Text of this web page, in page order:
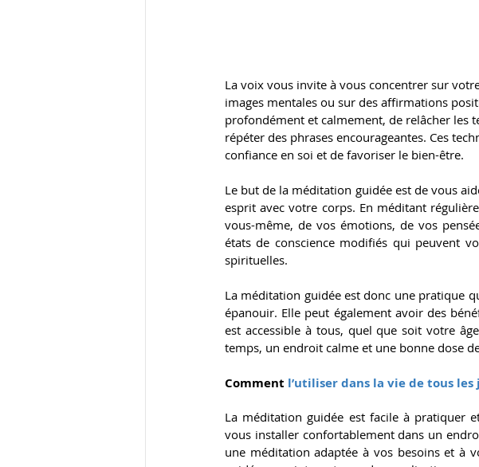
La voix vous invite à vous concentrer sur
images mentales ou sur des affirmations
profondément et calmement, de relâcher les
répéter des phrases encourageantes. Ces
confiance en soi et de favoriser le bien-être.
Le but de la méditation guidée est de vous
esprit avec votre corps. En méditant
vous-même, de vos émotions, de vos
états de conscience modifiés qui peuvent
spirituelles.
La méditation guidée est donc une pratique
épanouir. Elle peut également avoir des
est accessible à tous, quel que soit votre
temps, un endroit calme et une bonne dose
Comment l’utiliser dans la vie de tous les
La méditation guidée est facile à pratiquer
vous installer confortablement dans un
une méditation adaptée à vos besoins et à